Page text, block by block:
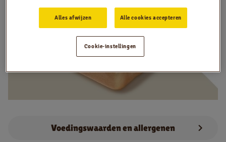
App
Contact
Voedingswaarden en allergenen
Alles afwijzen Alle cookies accepteren
Cookie-instellingen